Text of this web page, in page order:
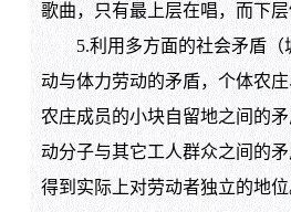
歌曲，只有最上层在唱，而下层
5.利用多方面的社会矛盾（
动与体力劳动的矛盾，个体农
农庄成员的小块自留地之间的
动分子与其它工人群众之间的
得到实际上对劳动者独立的地